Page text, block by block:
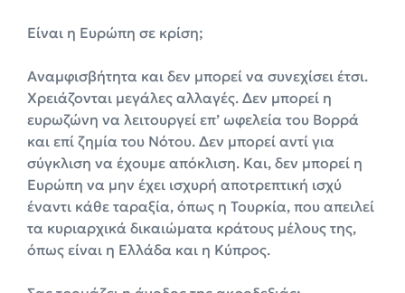
Είναι η Ευρώπη σε κρίση;
Αναμφισβήτητα και δεν μπορεί να συνεχίσει έτσι.
Χρειάζονται μεγάλες αλλαγές. Δεν μπορεί η
ευρωζώνη να λειτουργεί επ’ ωφελεία του Βορρά
και επί ζημία του Νότου. Δεν μπορεί αντί για
σύγκλιση να έχουμε απόκλιση. Και, δεν μπορεί η
Ευρώπη να μην έχει ισχυρή αποτρεπτική ισχύ
έναντι κάθε ταραξία, όπως η Τουρκία, που απειλεί
τα κυριαρχικά δικαιώματα κράτους μέλους της,
όπως είναι η Ελλάδα και η Κύπρος.